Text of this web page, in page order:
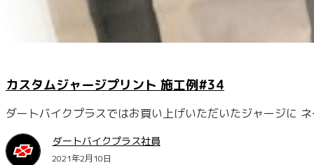
カスタムジャージプリント 施工例#34
ダートバイクプラスではお買い上げいただいたジャージに
ダートバイクプラス社員
2021年2月10日